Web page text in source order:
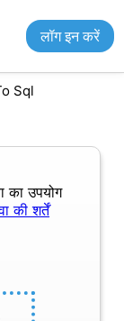
लॉग इन करें
Sql
का उपयोग
की शर्तें